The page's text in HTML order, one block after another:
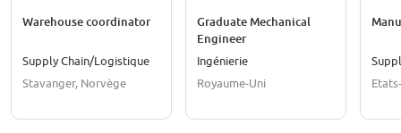
Warehouse coordinator
Supply Chain/Logistique
Stavanger, Norvège
Graduate Mechanical
Engineer
Ingénierie
Royaume-Uni